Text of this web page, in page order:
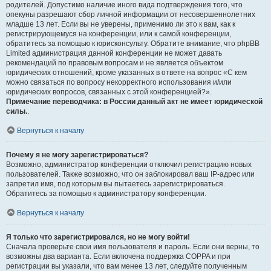
родителей. Допустимо наличие иного вида подтверждения того, что
опекуны разрешают сбор личной информации от несовершеннолетних
младше 13 лет. Если вы не уверены, применимо ли это к вам, как к
регистрирующемуся на конференции, или к самой конференции,
обратитесь за помощью к юрисконсульту. Обратите внимание, что phpBB
Limited администрация данной конференции не может давать
рекомендаций по правовым вопросам и не является объектом
юридических отношений, кроме указанных в ответе на вопрос «С кем
можно связаться по вопросу некорректного использования и/или
юридических вопросов, связанных с этой конференцией?».
Примечание переводчика: в России данный акт не имеет юридической
силы..
Вернуться к началу
Почему я не могу зарегистрироваться?
Возможно, администратор конференции отключил регистрацию новых
пользователей. Также возможно, что он заблокировал ваш IP-адрес или
запретил имя, под которым вы пытаетесь зарегистрироваться.
Обратитесь за помощью к администратору конференции.
Вернуться к началу
Я только что зарегистрировался, но не могу войти!
Сначала проверьте свои имя пользователя и пароль. Если они верны, то
возможны два варианта. Если включена поддержка COPPA и при
регистрации вы указали, что вам менее 13 лет, следуйте полученным